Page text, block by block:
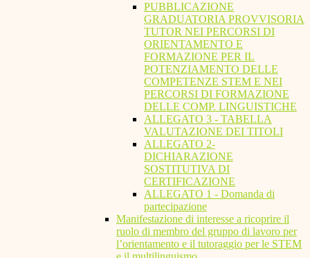
PUBBLICAZIONE
GRADUATORIA PROVVISORIA
TUTOR NEI PERCORSI DI
ORIENTAMENTO E
FORMAZIONE PER IL
POTENZIAMENTO DELLE
COMPETENZE STEM E NEI
PERCORSI DI FORMAZIONE
DELLE COMP. LINGUISTICHE
ALLEGATO 3 - TABELLA
VALUTAZIONE DEI TITOLI
ALLEGATO 2-
DICHIARAZIONE
SOSTITUTIVA DI
CERTIFICAZIONE
ALLEGATO 1 - Domanda di
partecipazione
Manifestazione di interesse a ricoprire il
ruolo di membro del gruppo di lavoro per
l’orientamento e il tutoraggio per le STEM